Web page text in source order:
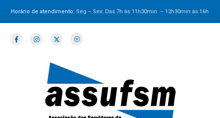
Horário de atendimento: Seg – Sex: Das 7h às 11h30min – 12h30minàs 16h